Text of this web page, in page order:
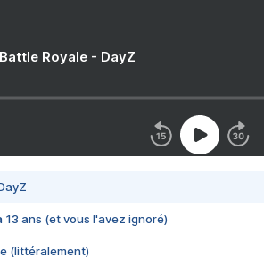
Royale - DayZ
13 ans (et vous l'avez ignoré)
(littéralement)